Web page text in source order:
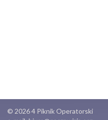
© 2026 4 Piknik Operatorski